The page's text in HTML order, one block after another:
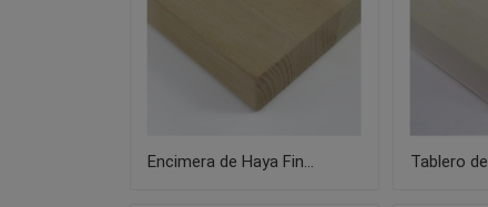
Encimera de Haya Fin... Tablero